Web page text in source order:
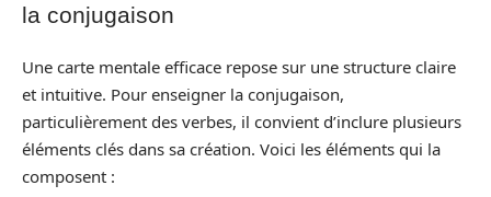
la conjugaison
Une carte mentale efficace repose sur une structure claire
et intuitive. Pour enseigner la conjugaison,
particulièrement des verbes, il convient d’inclure plusieurs
éléments clés dans sa création. Voici les éléments qui la
composent :